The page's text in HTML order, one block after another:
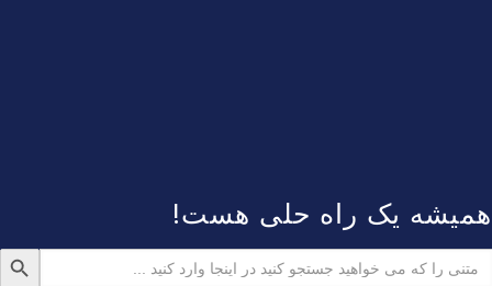
همیشه یک راه حلی هست!
جستجو
برای:
دکمه